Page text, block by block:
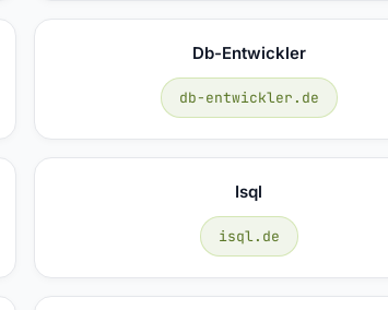
Db-Entwickler
db-entwickler.de
Isql
isql.de